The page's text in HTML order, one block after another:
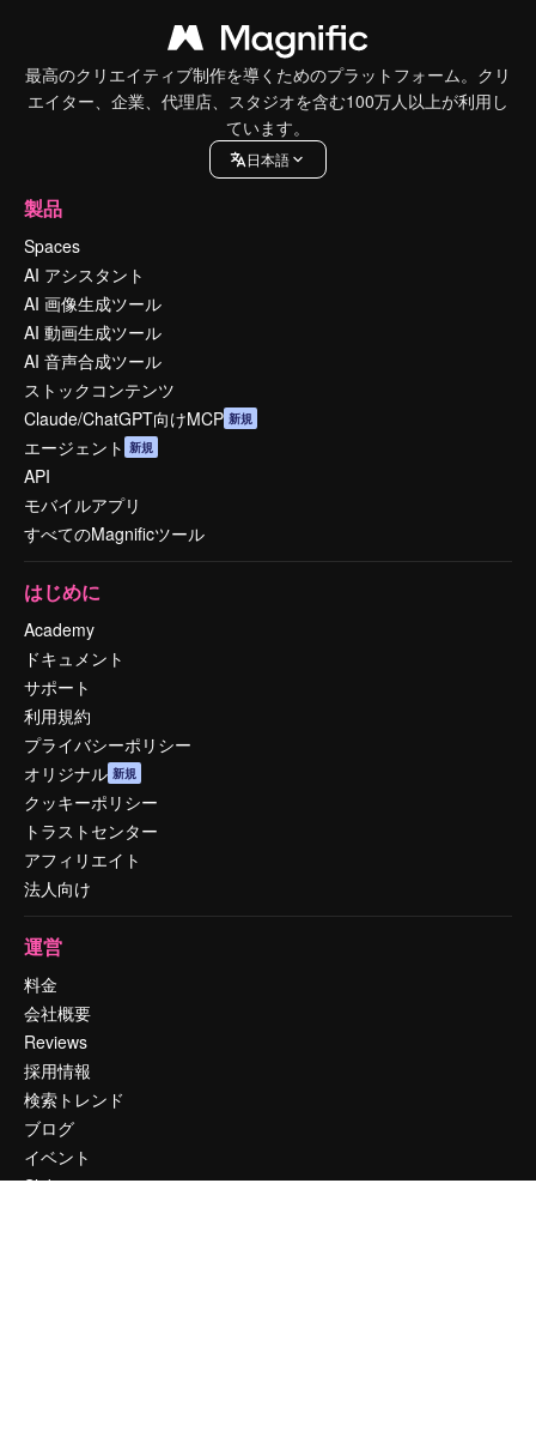
最高のクリエイティブ制作を導くためのプラットフォーム。クリ
エイター、企業、代理店、スタジオを含む100万人以上が利用し
ています。
日本語
製品
Spaces
AI アシスタント
AI 画像生成ツール
AI 動画生成ツール
AI 音声合成ツール
ストックコンテンツ
Claude/ChatGPT向けMCP 新規
エージェント 新規
API
モバイルアプリ
すべてのMagnificツール
はじめに
Academy
ドキュメント
サポート
利用規約
プライバシーポリシー
オリジナル 新規
クッキーポリシー
トラストセンター
アフィリエイト
法人向け
運営
料金
会社概要
Reviews
採用情報
検索トレンド
ブログ
イベント
Slidesgo